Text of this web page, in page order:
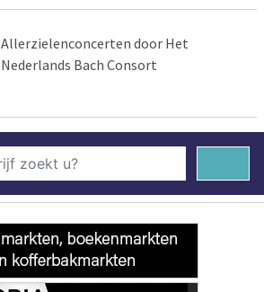
Allerzielenconcerten door Het
Nederlands Bach Consort